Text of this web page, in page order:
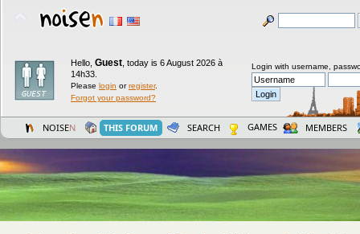
Hello, Guest today is 6 August 2026 à
14h33.
Please login orregister.
Forgot your password?
Login with username,
NOISEN THIS FORUM SEARCH GAMES MEMBERS